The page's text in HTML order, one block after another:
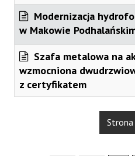
Modernizacja
w Makowie
Szafa metalowa na
wzmocniona
z certyfikatem